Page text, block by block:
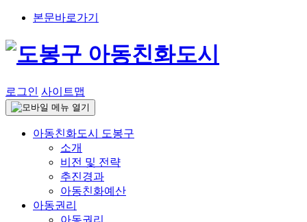
본문바로가기
로그인 사이트맵
아동친화도시 도봉구
소개
비전 및 전략
추진경과
아동친화예산
아동권리
아동권리